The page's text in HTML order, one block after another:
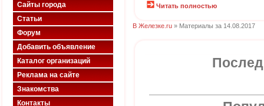
Сайты города
Статьи
Форум
Добавить объявление
Каталог организаций
Реклама на сайте
Знакомства
Контакты
Читать полностью
В Железке.ru » Материалы за 14.08.2017